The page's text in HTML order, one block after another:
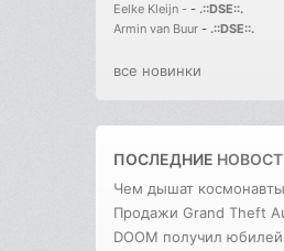
Eelke Kleijn - - .::DSE::.
Armin van Buur - .::DSE::.
все новинки
ПОСЛЕДНИЕ
Чем дышат
Продажи Grand Theft
DOOM получил